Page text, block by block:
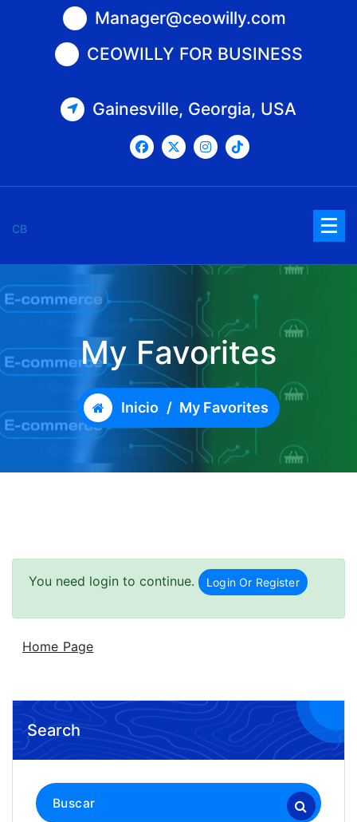
contenido
Manager@ceowilly.com
CEOWILLY FOR BUSINESS
Gainesville, Georgia, USA
CB
My Favorites
Inicio / My Favorites
You need login to continue. Login Or Register
Home Page
Search
Buscar: